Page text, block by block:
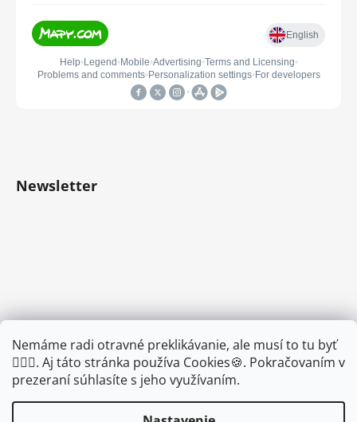
Nemáme radi otravné preklikávanie, ale musí to tu byť
🤦🏾‍♂️. Aj táto stránka používa Cookies🍪. Pokračovaním v
prezeraní súhlasíte s jeho využívaním.
Newsletter